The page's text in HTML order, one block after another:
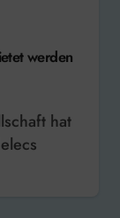
werden